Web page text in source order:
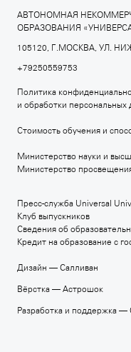
АРХИТЕКТУРНАЯ
+7 495 640 80 15
march.ru
+7 495 640 30 93
MOSCOW SCHOOL OF
+7 495 640 30 15
msca.ru
АВТОНОМНАЯ
ОБРАЗОВАНИЯ
105120, Г.МОСКВА, УЛ.
+79250559753
Политика
и обработки персональных
Стоимость обучения и
Министерство науки и
Министерство
Пресс-служба Universal
Клуб выпускников
Сведения об
Кредит на образование с
Дизайн — Салливан
Вёрстка — Астрошок
Разработка и поддержка —